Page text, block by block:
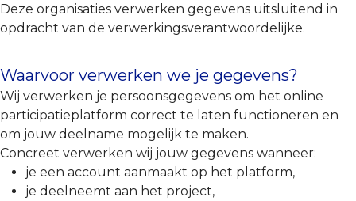
Deze organisaties verwerken gegevens uitsluitend in
opdracht van de verwerkingsverantwoordelijke.
Waarvoor verwerken we je gegevens?
Wij verwerken je persoonsgegevens om het online
participatieplatform correct te laten functioneren en
om jouw deelname mogelijk te maken.
Concreet verwerken wij jouw gegevens wanneer:
je een account aanmaakt op het platform,
je deelneemt aan het project,